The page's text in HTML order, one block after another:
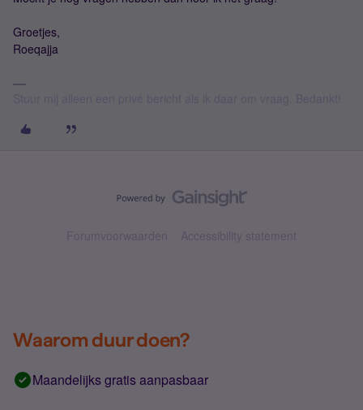
Groetjes,
Roeqajja
Forumvoorwaarden Accessibility statement
Waarom duur doen?
Maandelijks gratis aanpasbaar